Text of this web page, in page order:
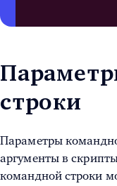
строки
Параметры
аргументы в
командной строки